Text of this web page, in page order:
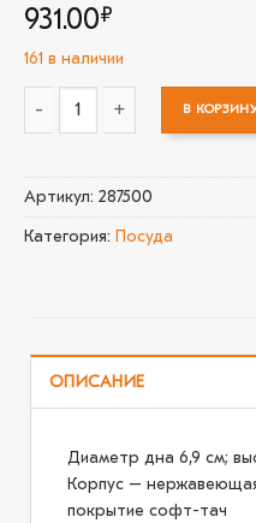
931.00₽
161 в наличии
В
Артикул: 287500
Категория: Посуда
ОПИСАНИЕ
Диаметр дна 6,9 см;
Корпус –
покрытие софт-тач